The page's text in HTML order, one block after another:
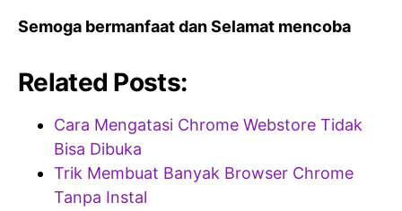
Semoga bermanfaat dan Selamat mencoba
Related Posts:
Cara Mengatasi Chrome Webstore Tidak
Bisa Dibuka
Trik Membuat Banyak Browser Chrome
Tanpa Instal